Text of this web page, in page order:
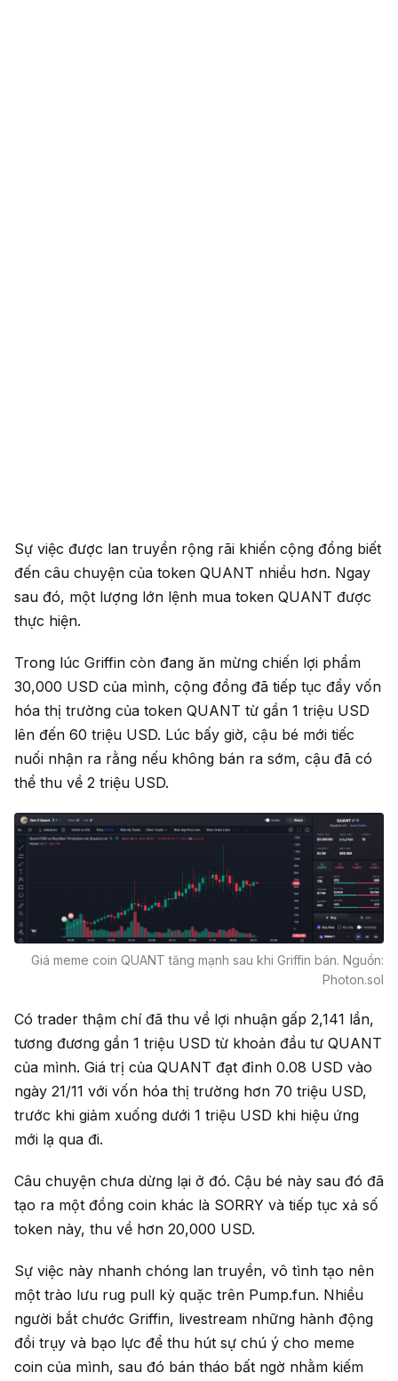
Sự việc được lan truyền rộng rãi khiến cộng đồng biết
đến câu chuyện của token QUANT nhiều hơn. Ngay
sau đó, một lượng lớn lệnh mua token QUANT được
thực hiện.
Trong lúc Griffin còn đang ăn mừng chiến lợi phẩm
30,000 USD của mình, cộng đồng đã tiếp tục đẩy vốn
hóa thị trường của token QUANT từ gần 1 triệu USD
lên đến 60 triệu USD. Lúc bấy giờ, cậu bé mới tiếc
nuối nhận ra rằng nếu không bán ra sớm, cậu đã có
thể thu về 2 triệu USD.
Giá meme coin QUANT tăng mạnh sau khi Griffin bán. Nguồn:
Photon.sol
Có trader thậm chí đã thu về lợi nhuận gấp 2,141 lần,
tương đương gần 1 triệu USD từ khoản đầu tư QUANT
của mình. Giá trị của QUANT đạt đỉnh 0.08 USD vào
ngày 21/11 với vốn hóa thị trường hơn 70 triệu USD,
trước khi giảm xuống dưới 1 triệu USD khi hiệu ứng
mới lạ qua đi.
Câu chuyện chưa dừng lại ở đó. Cậu bé này sau đó đã
tạo ra một đồng coin khác là SORRY và tiếp tục xả số
token này, thu về hơn 20,000 USD.
Sự việc này nhanh chóng lan truyền, vô tình tạo nên
một trào lưu rug pull kỳ quặc trên Pump.fun. Nhiều
người bắt chước Griffin, livestream những hành động
đồi trụy và bạo lực để thu hút sự chú ý cho meme
coin của mình, sau đó bán tháo bất ngờ nhằm kiếm